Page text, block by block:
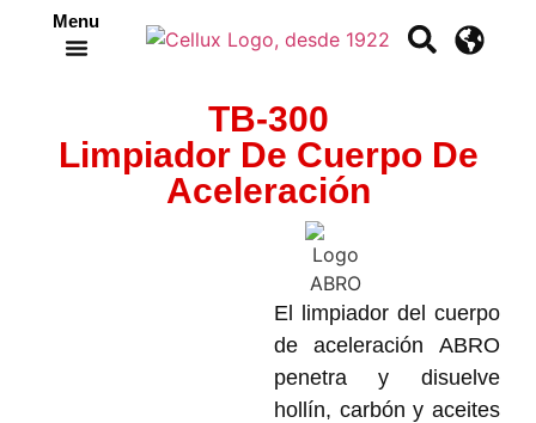
Menu
TB-300
Limpiador De Cuerpo De
Aceleración
El limpiador del cuerpo
de aceleración ABRO
penetra y disuelve
hollín, carbón y aceites